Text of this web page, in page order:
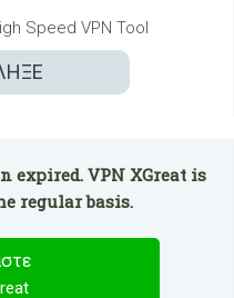
Speed VPN Tool
expired. VPN XGreat is
regular basis.